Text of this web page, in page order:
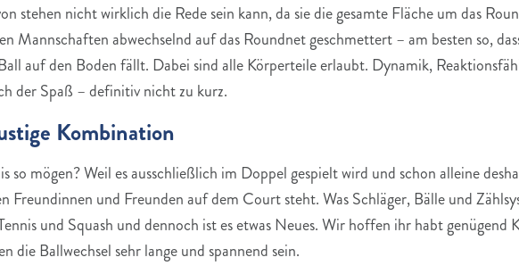
stehen nicht wirklich die Rede sein kann, da sie die gesamte Fläche um das
Mannschaften abwechselnd auf das Roundnet geschmettert – am besten so,
auf den Boden fällt. Dabei sind alle Körperteile erlaubt. Dynamik,
der Spaß – definitiv nicht zu kurz.
Kombination
so mögen? Weil es ausschließlich im Doppel gespielt wird und schon alleine
Freundinnen und Freunden auf dem Court steht. Was Schläger, Bälle und
und Squash und dennoch ist es etwas Neues. Wir hoffen ihr habt
die Ballwechsel sehr lange und spannend sein.